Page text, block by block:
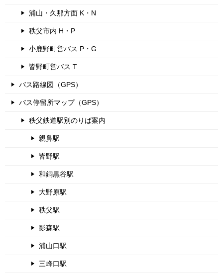
浦山・久那方面 K・N
秩父市内 H・P
小鹿野町営バス P・G
皆野町営バス T
バス路線図（GPS）
バス停留所マップ（GPS）
秩父鉄道駅別のりば案内
親鼻駅
皆野駅
和銅黒谷駅
大野原駅
秩父駅
影森駅
浦山口駅
三峰口駅